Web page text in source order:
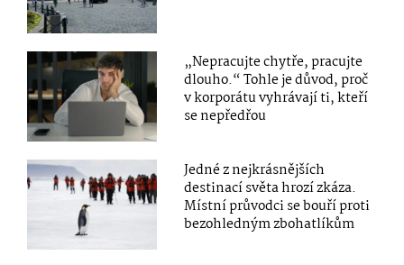
„Nepracujte chytře, pracujte
dlouho.“ Tohle je důvod, proč
v korporátu vyhrávají ti, kteří
se nepředřou
Jedné z nejkrásnějších
destinací světa hrozí zkáza.
Místní průvodci se bouří proti
bezohledným zbohatlíkům